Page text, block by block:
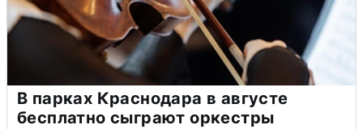
В парках Краснодара в августе
бесплатно сыграют оркестры